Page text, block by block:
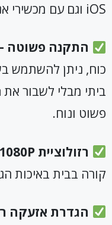
iOS וגם עם מכשירי אנדרואיד
התקנה פשוטה
ביתי מבלי לשבור את
פשוט ונוח.
רזולוציית 1080P
קורה בבית באיכות
הגדרת אזעקה